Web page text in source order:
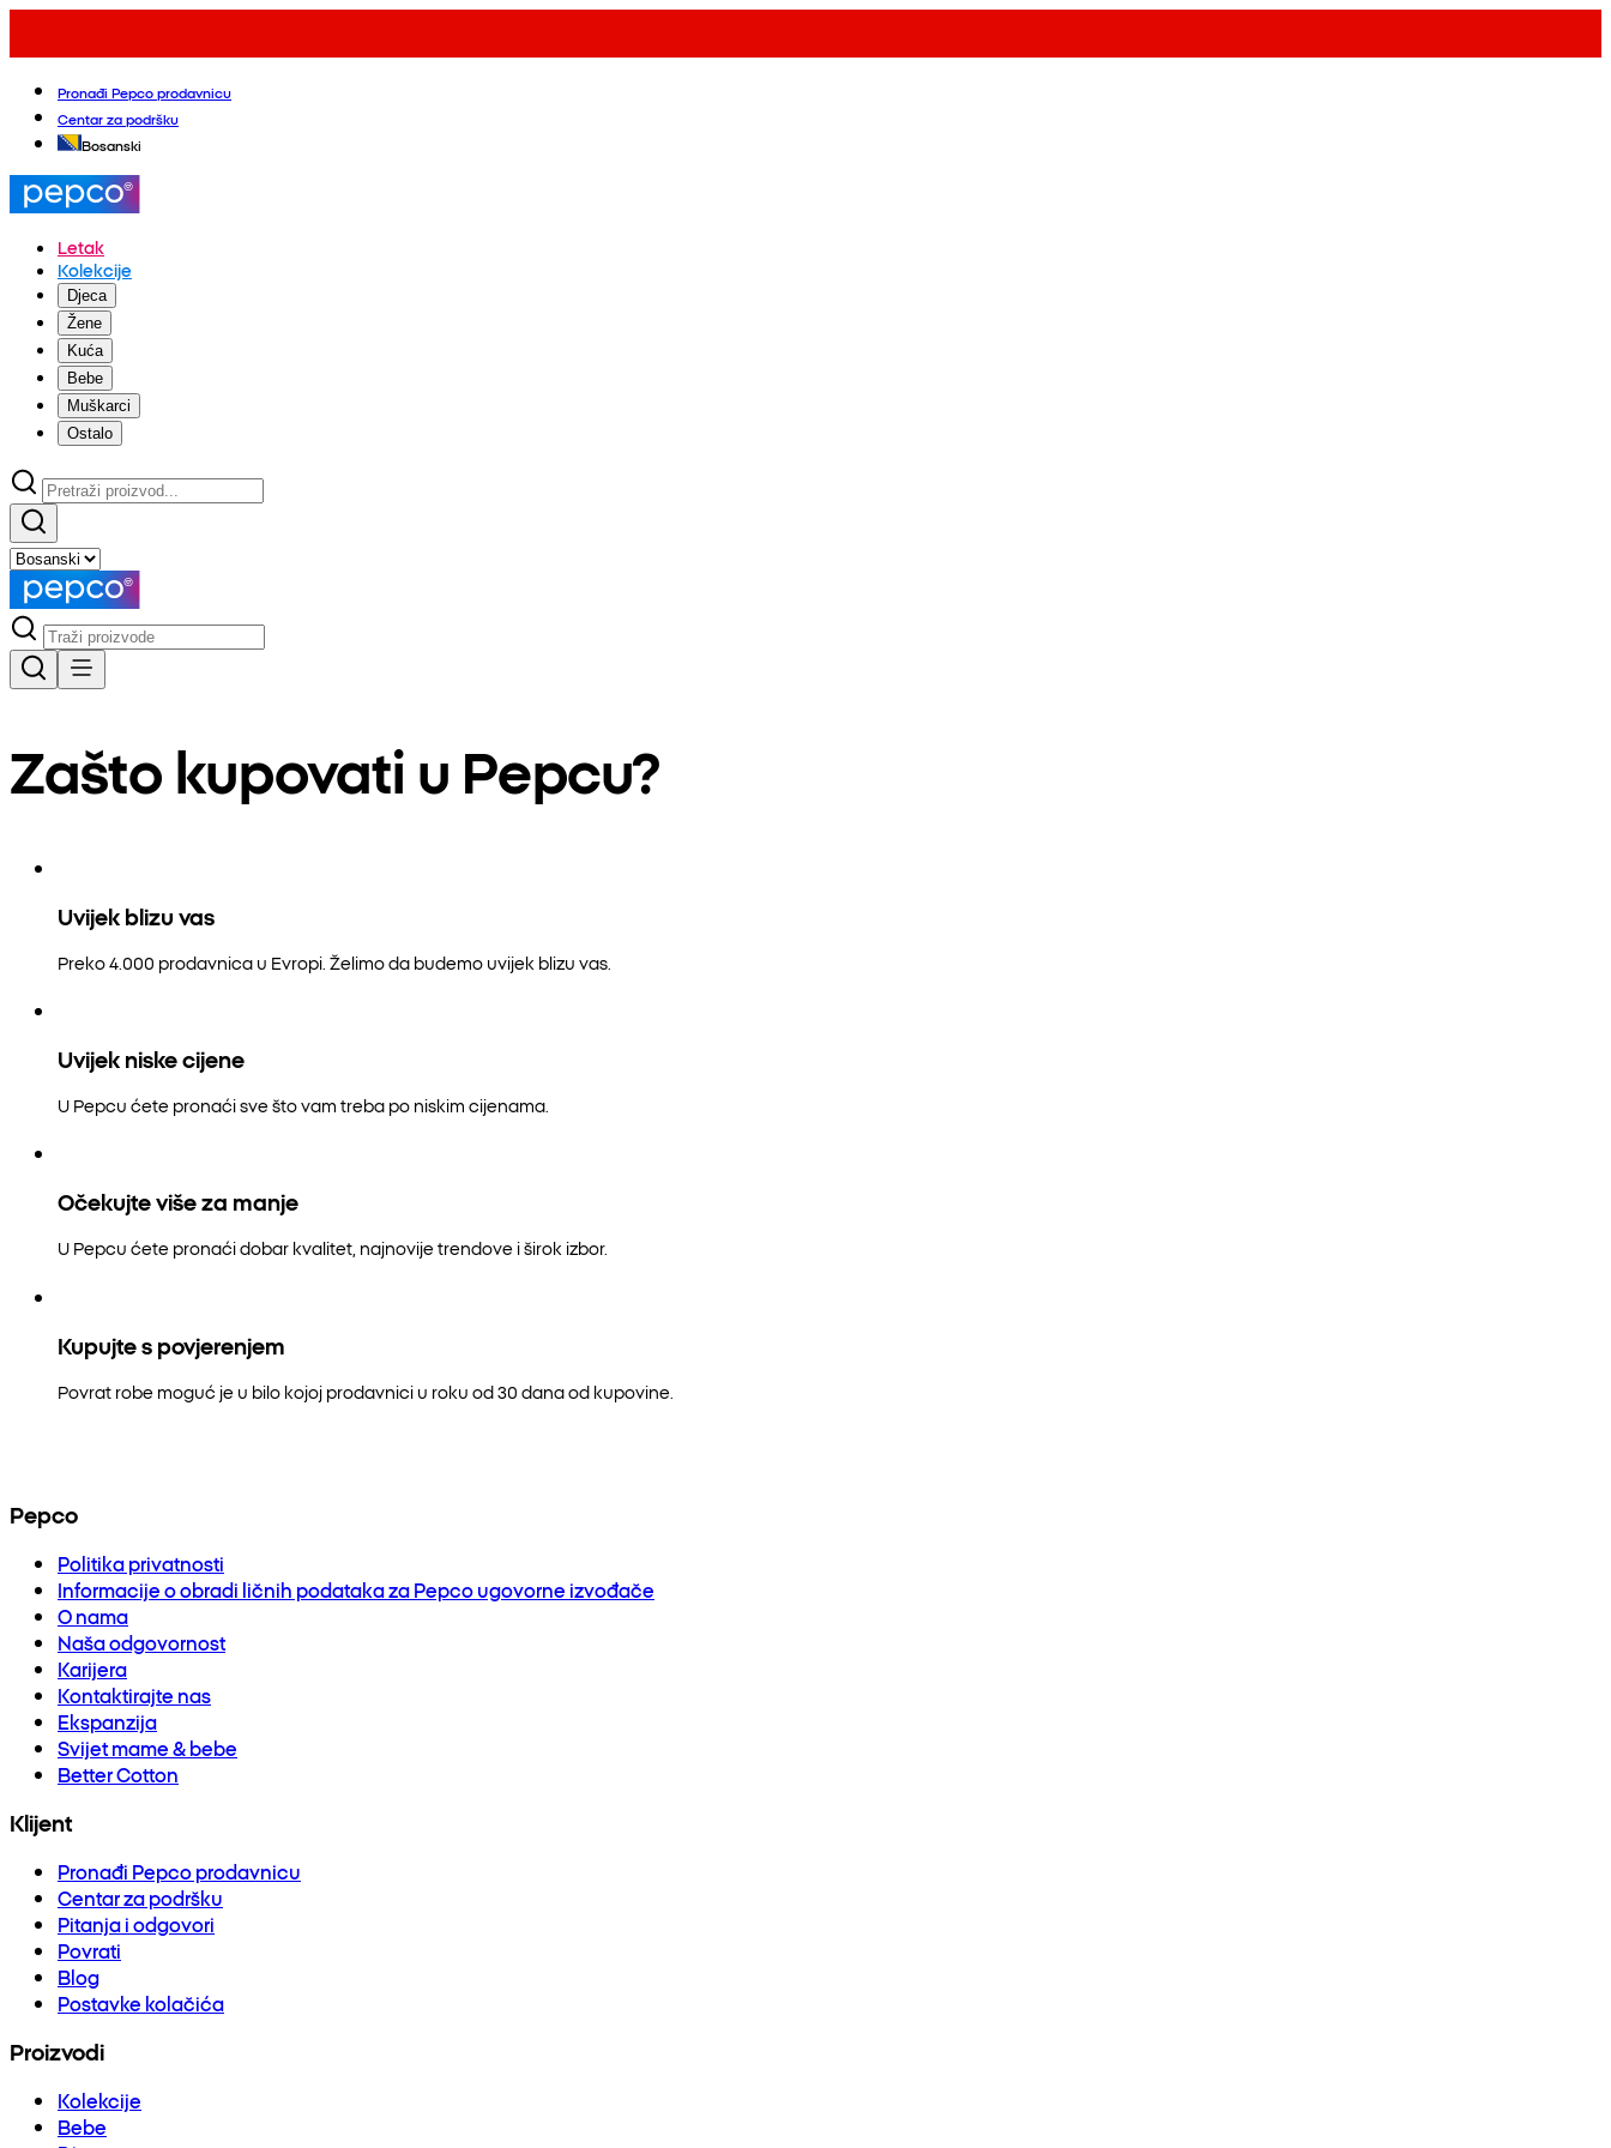
Pronađi Pepco prodavnicu
Centar za podršku
Bosanski
Letak
Kolekcije
Djeca
Žene
Kuća
Bebe
Muškarci
Ostalo
Zašto kupovati u Pepcu?
Uvijek blizu vas
Preko 4.000 prodavnica u Evropi. Želimo da budemo uvijek blizu vas.
Uvijek niske cijene
U Pepcu ćete pronaći sve što vam treba po niskim cijenama.
Očekujte više za manje
U Pepcu ćete pronaći dobar kvalitet, najnovije trendove i širok izbor.
Kupujte s povjerenjem
Povrat robe moguć je u bilo kojoj prodavnici u roku od 30 dana od kupovine.
Pepco
Politika privatnosti
Informacije o obradi ličnih podataka za Pepco ugovorne izvođače
O nama
Naša odgovornost
Karijera
Kontaktirajte nas
Ekspanzija
Svijet mame & bebe
Better Cotton
Klijent
Pronađi Pepco prodavnicu
Centar za podršku
Pitanja i odgovori
Povrati
Blog
Postavke kolačića
Proizvodi
Kolekcije
Bebe